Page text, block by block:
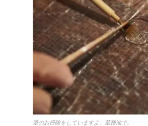
筆のお掃除をしていますよ。菜種油で。